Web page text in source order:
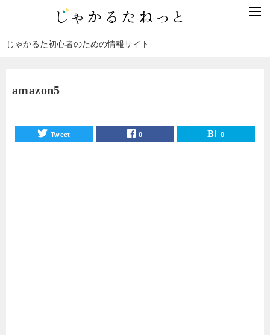
じゃかるた初心者のための情報サイト
amazon5
Tweet 0 0